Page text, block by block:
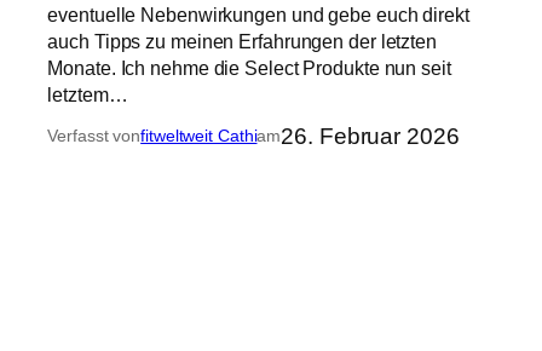
eventuelle Nebenwirkungen und gebe euch direkt
auch Tipps zu meinen Erfahrungen der letzten
Monate. Ich nehme die Select Produkte nun seit
letztem…
Verfasst vonfitweltweit Cathiam26. Februar 2026